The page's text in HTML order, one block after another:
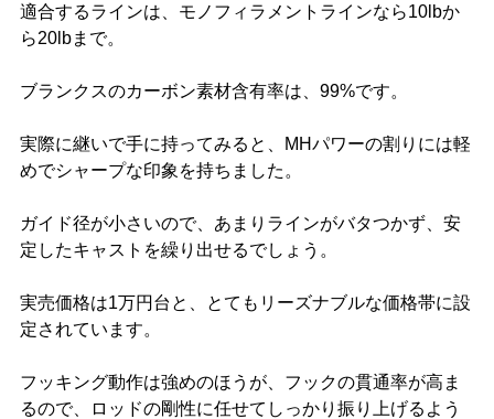
適合するラインは、モノフィラメントラインなら10lbか
ら20lbまで。
ブランクスのカーボン素材含有率は、99%です。
実際に継いで手に持ってみると、MHパワーの割りには軽
めでシャープな印象を持ちました。
ガイド径が小さいので、あまりラインがバタつかず、安
定したキャストを繰り出せるでしょう。
実売価格は1万円台と、とてもリーズナブルな価格帯に設
定されています。
フッキング動作は強めのほうが、フックの貫通率が高ま
るので、ロッドの剛性に任せてしっかり振り上げるよう